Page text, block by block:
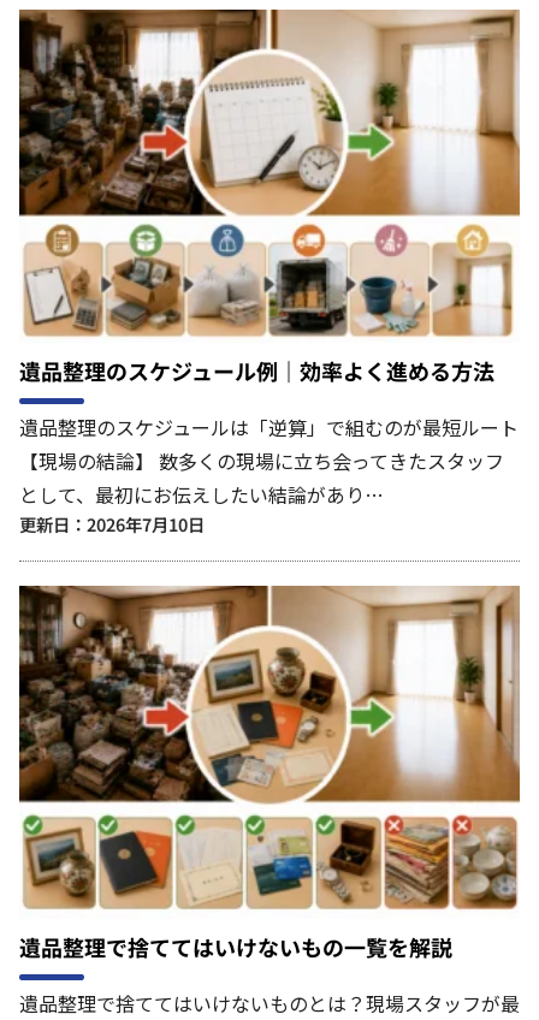
遺品整理のスケジュール例｜効率よく進める方法
遺品整理のスケジュールは「逆算」で組むのが最短ルート
【現場の結論】 数多くの現場に立ち会ってきたスタッフ
として、最初にお伝えしたい結論があり…
更新日：2026年7月10日
遺品整理で捨ててはいけないもの一覧を解説
遺品整理で捨ててはいけないものとは？現場スタッフが最